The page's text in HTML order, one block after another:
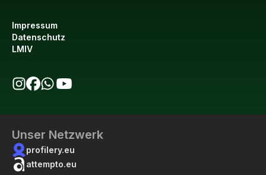
Impressum
Datenschutz
LMIV
Unser Netzwerk
profilery.eu
attempto.eu